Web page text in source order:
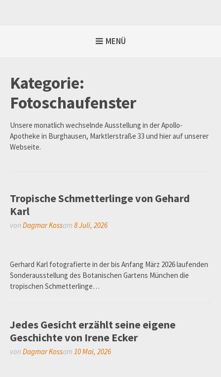
MENÜ
Kategorie:
Fotoschaufenster
Unsere monatlich wechselnde Ausstellung in der Apollo-
Apotheke in Burghausen, Marktlerstraße 33 und hier auf unserer
Webseite.
Tropische Schmetterlinge von Gehard
Karl
von Dagmar Kossam 8 Juli, 2026
Gerhard Karl fotografierte in der bis Anfang März 2026 laufenden
Sonderausstellung des Botanischen Gartens München die
tropischen Schmetterlinge…
Jedes Gesicht erzählt seine eigene
Geschichte von Irene Ecker
von Dagmar Kossam 10 Mai, 2026